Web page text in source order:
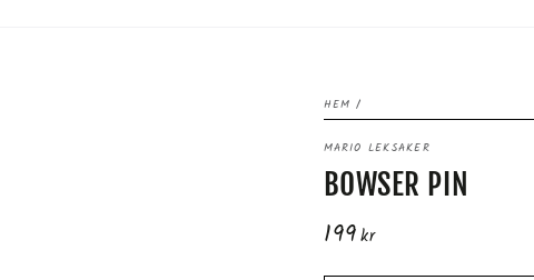
HEM /
MARIO LEKSAKER
BOWSER PIN
Ordinarie
199kr